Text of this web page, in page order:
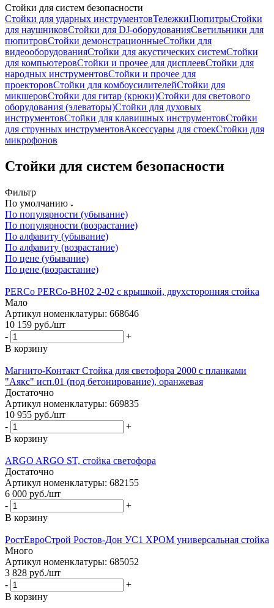
Стойки для систем безопасности
Стойки для ударных инструментовТележкиПюпитрыСтойки
для наушниковСтойки для DJ-оборудованияСветильники для
пюпитровСтойки демонстрационныеСтойки для
видеооборудованияСтойки для акустических системСтойки
для компьютеровСтойки и прочее для дисплеевСтойки для
народных инструментовСтойки и прочее для
проекторовСтойки для комбоусилителейСтойки для
микшеровСтойки для гитар (крюки)Стойки для светового
оборудования (элеваторы)Стойки для духовых
инструментовСтойки для клавишных инструментовСтойки
для струнных инструментовАксессуары для стоекСтойки для
микрофонов
Стойки для систем безопасности
Фильтр
По умолчанию
По популярности (убывание)
По популярности (возрастание)
По алфавиту (убывание)
По алфавиту (возрастание)
По цене (убывание)
По цене (возрастание)
PERCo PERCo-BH02 2-02 с крышкой, двухсторонняя стойка
Мало
Артикул номенклатуры: 668646
10 159 руб./шт
-
+
В корзину
Магнито-Контакт Стойка для светофора 2000 с планками
"Аякс" исп.01 (под бетонирование), оранжевая
Достаточно
Артикул номенклатуры: 669835
10 955 руб./шт
-
+
В корзину
ARGO ARGO ST, стойка светофора
Достаточно
Артикул номенклатуры: 682155
6 000 руб./шт
-
+
В корзину
РостЕвроСтрой Ростов-Дон УС1 ХРОМ универсальная стойка
Много
Артикул номенклатуры: 685052
3 828 руб./шт
-
+
В корзину